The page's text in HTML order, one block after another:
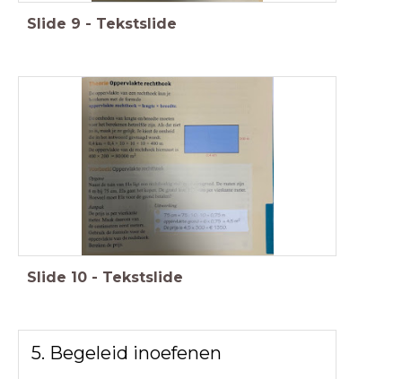
Slide 9 - Tekstslide
Slide 10 - Tekstslide
5. Begeleid inoefenen